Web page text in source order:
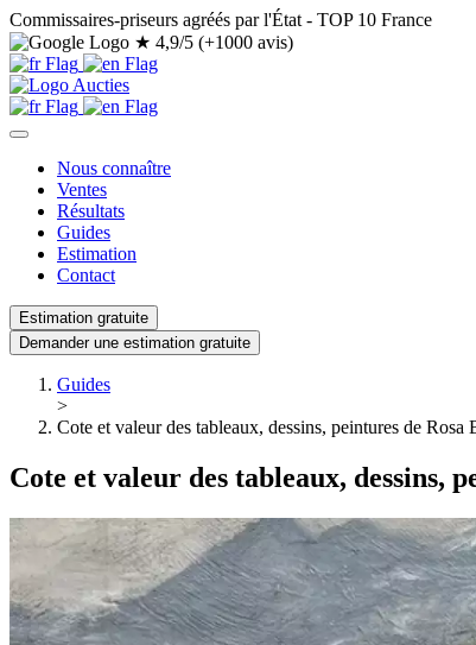
Commissaires-priseurs agréés par l'État - TOP 10 France
★ 4,9/5 (+1000 avis)
Nous connaître
Ventes
Résultats
Guides
Estimation
Contact
Estimation gratuite
Demander une estimation gratuite
Guides
>
Cote et valeur des tableaux, dessins, peintures de Rosa
Cote et valeur des tableaux, dessins,